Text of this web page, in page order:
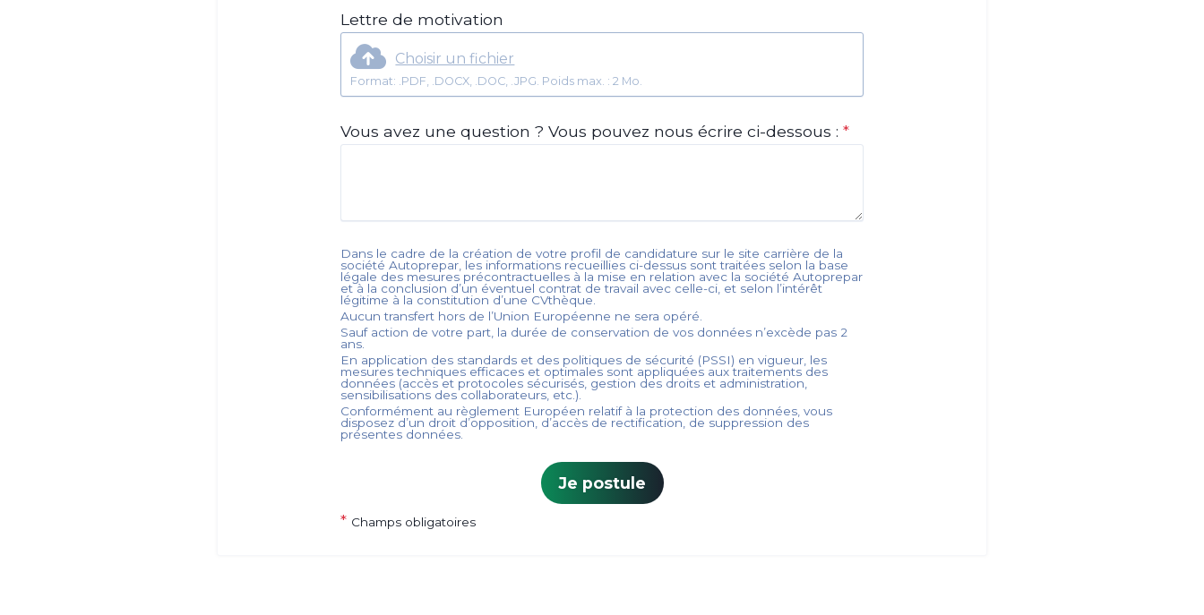
Lettre de motivation
Choisir un fichier
Format: .PDF, .DOCX, .DOC, .JPG. Poids max. : 2 Mo.
Vous avez une question ? Vous pouvez nous écrire ci-dessous :*
Dans le cadre de la création de votre profil de candidature sur le site carrière de la
sociétéAutoprepar , les informations recueillies ci-dessus sont traitées selon la base
légale des mesures précontractuelles à la mise en relation avec la sociétéAutoprepar
et à la conclusion d’un éventuel contrat de travail avec celle-ci, et selon l’intérêt
légitime à la constitution d’une CVthèque.
Aucun transfert hors de l’Union Européenne ne sera opéré.
Sauf action de votre part, la durée de conservation de vos données n’excède pas 2
ans.
En application des standards et des politiques de sécurité (PSSI) en vigueur, les
mesures techniques efficaces et optimales sont appliquées aux traitements des
données (accès et protocoles sécurisés, gestion des droits et administration,
sensibilisations des collaborateurs, etc.).
Conformément au règlement Européen relatif à la protection des données, vous
disposez d’un droit d’opposition, d’accès de rectification, de suppression des
présentes données.
Je postule
* Champs obligatoires